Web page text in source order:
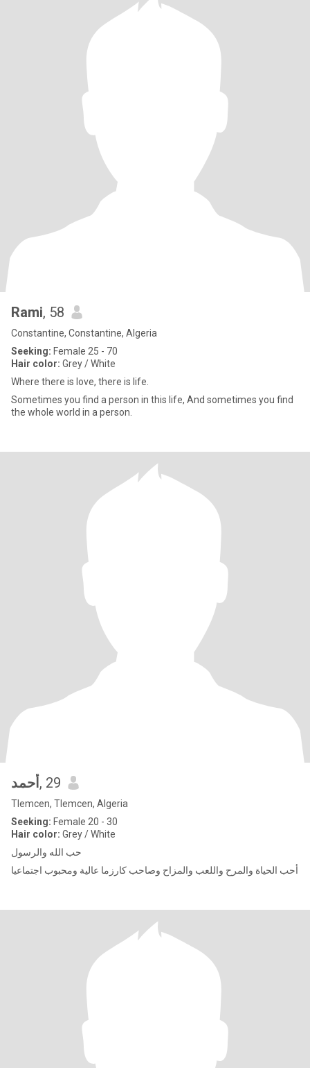
Rami, 58
Constantine, Constantine, Algeria
Seeking: Female 25 - 70
Hair color: Grey / White
Where there is love, there is life.
Sometimes you find a person in this life, And sometimes you find
the whole world in a person.
أحمد , 29
Tlemcen, Tlemcen, Algeria
Seeking: Female 20 - 30
Hair color: Grey / White
حب الله والرسول
أحب الحياة والمرح واللعب والمزاح وصاحب كارزما عالية ومحبوب اجتماعيا